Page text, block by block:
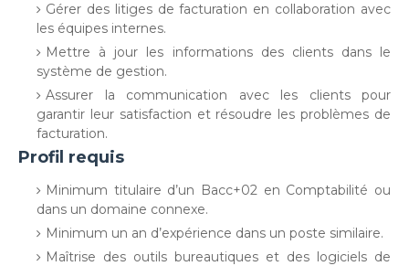
Gérer des litiges de facturation en collaboration avec
les équipes internes.
Mettre à jour les informations des clients dans le
système de gestion.
Assurer la communication avec les clients pour
garantir leur satisfaction et résoudre les problèmes de
facturation.
Profil requis
Minimum titulaire d’un Bacc+02 en Comptabilité ou
dans un domaine connexe.
Minimum un an d’expérience dans un poste similaire.
Maîtrise des outils bureautiques et des logiciels de